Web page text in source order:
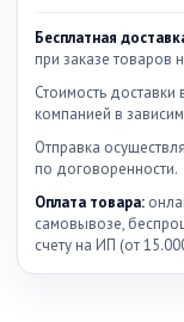
Бесплатная
при заказе товаров
Стоимость
компанией в
Отправка
по договоренности.
Оплата товара:
самовывозе,
счету на ИП (от